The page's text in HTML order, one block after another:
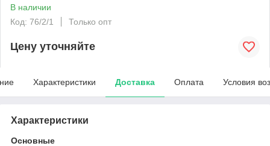
В наличии
Код: 76/2/1
Только опт
Цену уточняйте
Характеристики Доставка Оплата Условия
Характеристики
Основные